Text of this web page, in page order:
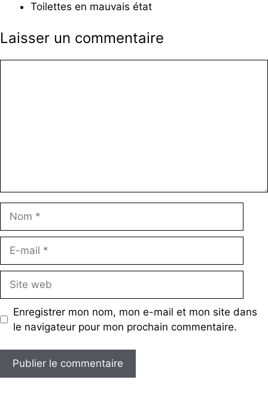
Toilettes en mauvais état
Laisser un commentaire
mail
web
Enregistrer mon nom, mon e-mail et mon site dans
le navigateur pour mon prochain commentaire.